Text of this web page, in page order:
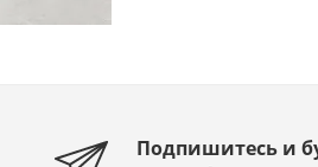
Подпишитесь и